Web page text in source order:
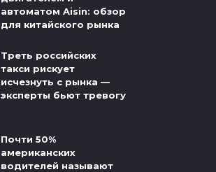
автоматом Aisin: обзор
для китайского рынка
Треть российских
такси рискует
исчезнуть с рынка —
эксперты бьют тревогу
Почти 50%
американских
водителей называют